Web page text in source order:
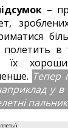
–
в
Тепер
у